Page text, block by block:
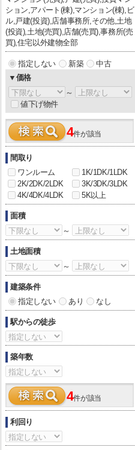
ション,アパート(棟),マンション(棟),ビ
ル,戸建(投資),店舗事務所,その他,土地
(投資),土地(売買),店舗(売買),事務所(売
買),住宅以外建物全部
指定しない 新築
中古
▼価格
～
値下げ物件
4件が該当
間取り
ワンルーム
1K/1DK/1LDK
2K/2DK/2LDK
3K/3DK/3LDK
4K/4DK/4LDK
5K以上
面積
～
土地面積
～
建築条件
指定しない
あり なし
駅からの徒歩
築年数
4件が該当
利回り